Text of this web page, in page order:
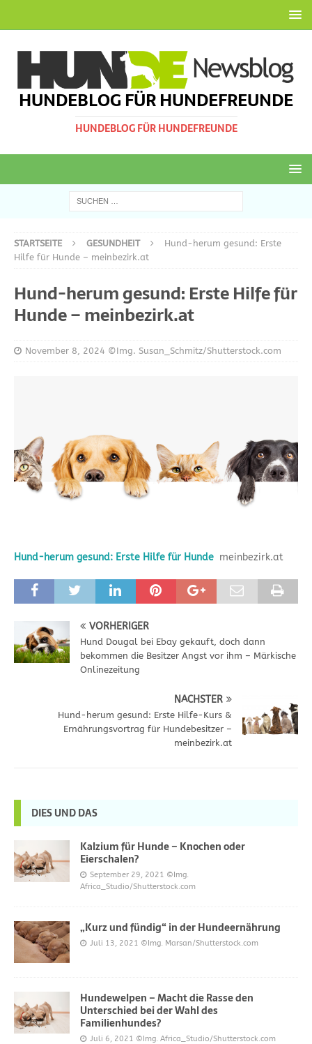
HUNDEBLOG FÜR HUNDEFREUNDE
HUNDEBLOG FÜR HUNDEFREUNDE
STARTSEITE GESUNDHEIT
Hund-herum gesund: Erste
Hilfe für Hunde – meinbezirk.at
Hund-herum gesund: Erste Hilfe für
Hunde – meinbezirk.at
November 8, 2024 ©Img. Susan_Schmitz/Shutterstock.com
Hund-herum gesund: Erste Hilfe für Hunde meinbezirk.at
VORHERIGER
Hund Dougal bei Ebay gekauft, doch dann
bekommen die Besitzer Angst vor ihm – Märkische
Onlinezeitung
NÄCHSTER
Hund-herum gesund: Erste Hilfe-Kurs &
Ernährungsvortrag für Hundebesitzer –
meinbezirk.at
DIES UND DAS
Kalzium für Hunde – Knochen oder
Eierschalen?
September 29, 2021 ©Img.
Africa_Studio/Shutterstock.com
„Kurz und fündig“ in der Hundeernährung
Juli 13, 2021 ©Img. Marsan/Shutterstock.com
Hundewelpen – Macht die Rasse den
Unterschied bei der Wahl des
Familienhundes?
Juli 6, 2021 ©Img. Africa_Studio/Shutterstock.com